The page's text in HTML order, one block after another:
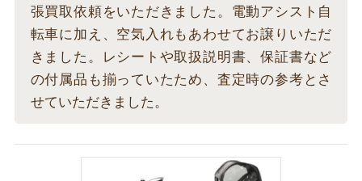
張買取依頼をいただきました。電動アシスト自
転車に加え、空気入れもあわせてお譲りいただ
きました。レシートや取扱説明書、保証書など
の付属品も揃っていたため、査定時の参考とさ
せていただきました。